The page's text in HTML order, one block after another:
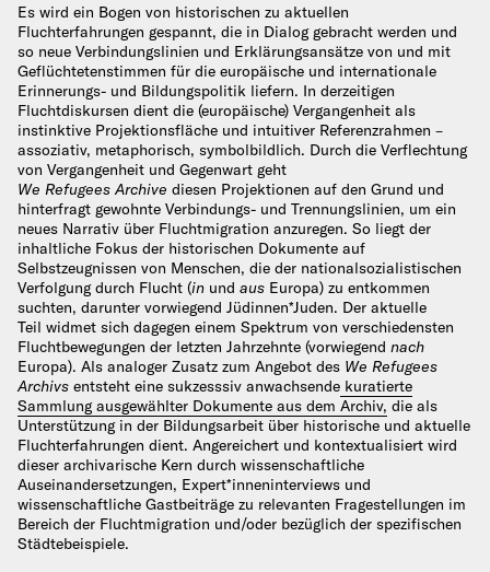
Es wird ein Bogen von historischen zu aktuellen
Fluchterfahrungen gespannt, die in Dialog gebracht werden und
so neue Verbindungslinien und Erklärungsansätze von und mit
Geflüchtetenstimmen für die europäische und internationale
Erinnerungs- und Bildungspolitik liefern. In derzeitigen
Fluchtdiskursen dient die (europäische) Vergangenheit als
instinktive Projektionsfläche und intuitiver Referenzrahmen –
assoziativ, metaphorisch, symbolbildlich. Durch die Verflechtung
von Vergangenheit und Gegenwart geht
We Refugees Archive diesen Projektionen auf den Grund und
hinterfragt gewohnte Verbindungs- und Trennungslinien, um ein
neues Narrativ über Fluchtmigration anzuregen. So liegt der
inhaltliche Fokus der historischen Dokumente auf
Selbstzeugnissen von Menschen, die der nationalsozialistischen
Verfolgung durch Flucht (in und aus Europa) zu entkommen
suchten, darunter vorwiegend Jüdinnen*Juden. Der aktuelle
Teil widmet sich dagegen einem Spektrum von verschiedensten
Fluchtbewegungen der letzten Jahrzehnte (vorwiegend nach
Europa). Als analoger Zusatz zum Angebot des We Refugees
Archivs entsteht eine sukzesssiv anwachsende kuratierte
Sammlung ausgewählter Dokumente aus dem Archiv, die als
Unterstützung in der Bildungsarbeit über historische und aktuelle
Fluchterfahrungen dient. Angereichert und kontextualisiert wird
dieser archivarische Kern durch wissenschaftliche
Auseinandersetzungen, Expert*inneninterviews und
wissenschaftliche Gastbeiträge zu relevanten Fragestellungen im
Bereich der Fluchtmigration und/oder bezüglich der spezifischen
Städtebeispiele.